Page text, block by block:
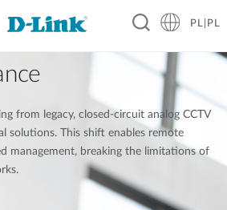
PL|PL
from legacy, closed-circuit analog CCTV
solutions. This shift enables remote
management, breaking the limitations of